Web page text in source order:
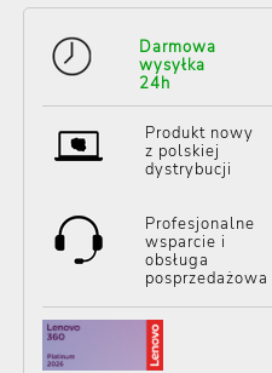
Darmowa
wysyłka
24h
Produkt nowy
z polskiej
dystrybucji
Profesjonalne
wsparcie i
obsługa
posprzedażowa